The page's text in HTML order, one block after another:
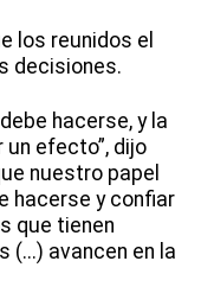
los reunidos el
decisiones.
hacerse, y la
efecto”, dijo
nuestro papel
hacerse y confiar
que tienen
avancen en la